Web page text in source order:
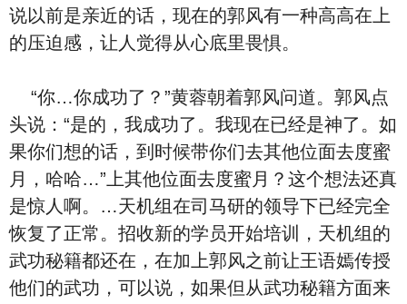
说以前是亲近的话，现在的郭风有一种高高在上
的压迫感，让人觉得从心底里畏惧。
“你…你成功了？”黄蓉朝着郭风问道。郭风点
头说：“是的，我成功了。我现在已经是神了。如
果你们想的话，到时候带你们去其他位面去度蜜
月，哈哈…”上其他位面去度蜜月？这个想法还真
是惊人啊。…天机组在司马研的领导下已经完全
恢复了正常。招收新的学员开始培训，天机组的
武功秘籍都还在，在加上郭风之前让王语嫣传授
他们的武功，可以说，如果但从武功秘籍方面来